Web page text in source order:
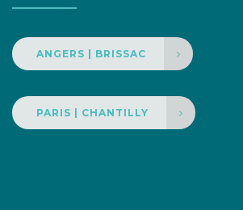
ANGERS | BRISSAC
PARIS | CHANTILLY